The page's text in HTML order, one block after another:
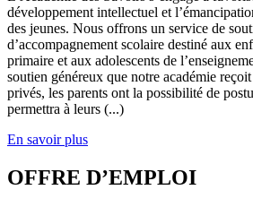
développement intellectuel et
des jeunes. Nous offrons un service de
d’accompagnement scolaire destiné aux
primaire et aux adolescents de
soutien généreux que notre académie
privés, les parents ont la possibilité de
permettra à leurs (...)
En savoir plus
OFFRE D’EMPLOI